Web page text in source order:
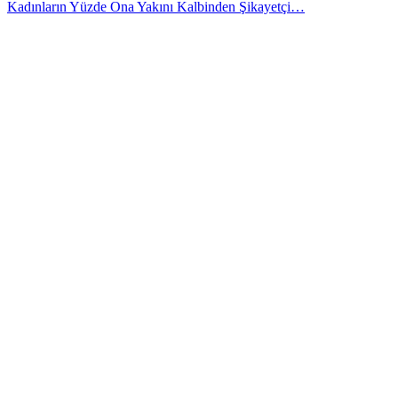
Kadınların Yüzde Ona Yakını Kalbinden Şikayetçi…